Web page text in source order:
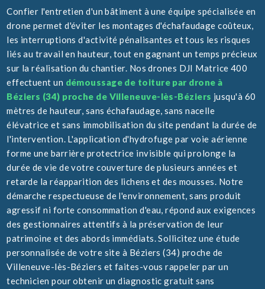
Confier l'entretien d'un bâtiment à une équipe spécialisée en
drone permet d'éviter les montages d'échafaudage coûteux,
les interruptions d'activité pénalisantes et tous les risques
liés au travail en hauteur, tout en gagnant un temps précieux
sur la réalisation du chantier. Nos drones DJI Matrice 400
effectuent un démoussage de toiture par drone à
Béziers (34) proche de Villeneuve-lès-Béziers jusqu'à 60
mètres de hauteur, sans échafaudage, sans nacelle
élévatrice et sans immobilisation du site pendant la durée de
l'intervention. L'application d'hydrofuge par voie aérienne
forme une barrière protectrice invisible qui prolonge la
durée de vie de votre couverture de plusieurs années et
retarde la réapparition des lichens et des mousses. Notre
démarche respectueuse de l'environnement, sans produit
agressif ni forte consommation d'eau, répond aux exigences
des gestionnaires attentifs à la préservation de leur
patrimoine et des abords immédiats. Sollicitez une étude
personnalisée de votre site à Béziers (34) proche de
Villeneuve-lès-Béziers et faites-vous rappeler par un
technicien pour obtenir un diagnostic gratuit sans